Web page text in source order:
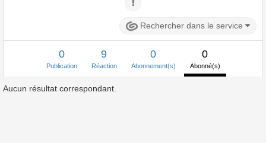
Rechercher dans le service
0
Publication
9
Réaction
0
Abonnement(s)
0
Abonné(s)
Aucun résultat correspondant.